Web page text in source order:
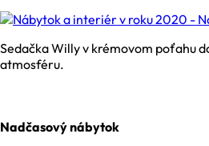
Sedačka Willy v krémovom poťahu
atmosféru.
Nadčasový nábytok